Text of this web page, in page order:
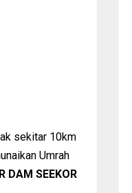
sekitar 10km
Umrah
DAM SEEKOR